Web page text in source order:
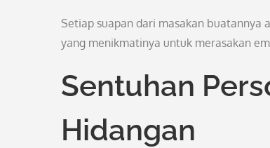
Setiap suapan dari masakan buatannya
yang menikmatinya untuk merasakan
Sentuhan
Hidangan